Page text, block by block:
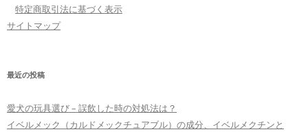
特定商取引法に基づく表示
サイトマップ
最近の投稿
愛犬の玩具選び – 誤飲した時の対処法は？
イベルメック（カルドメックチュアブル）の成分、イベルメクチンと